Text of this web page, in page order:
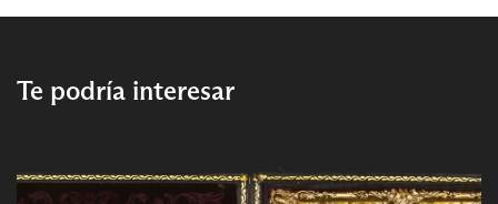
Te podría interesar